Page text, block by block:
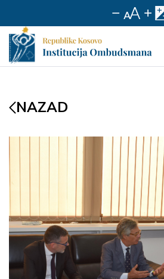
NAZAD